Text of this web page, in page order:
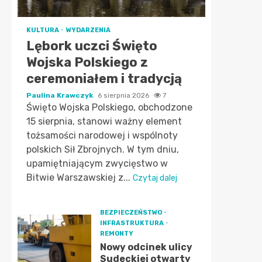
KULTURA WYDARZENIA
Lębork uczci Święto
Wojska Polskiego z
ceremoniałem i tradycją
Paulina Krawczyk 6 sierpnia 2026 7
Święto Wojska Polskiego, obchodzone
15 sierpnia, stanowi ważny element
tożsamości narodowej i wspólnoty
polskich Sił Zbrojnych. W tym dniu,
upamiętniającym zwycięstwo w
Bitwie Warszawskiej z... Czytaj dalej
BEZPIECZEŃSTWO
INFRASTRUKTURA
REMONTY
Nowy odcinek ulicy
Sudeckiej otwarty